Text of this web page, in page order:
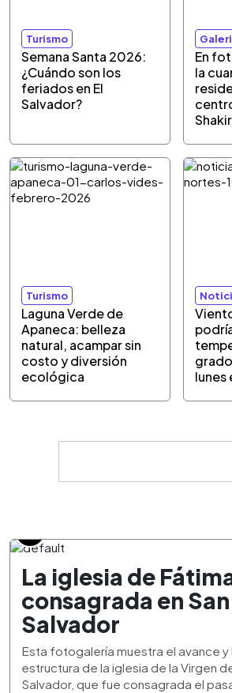
Turismo
Semana Santa 2026:
¿Cuándo son los
feriados en El
Salvador?
En
la
Turismo
Laguna Verde de
Apaneca: belleza
natural, acampar sin
costo y diversión
ecológica
lunes
La iglesia de
consagrada en San
Salvador
Esta fotogalería muestra el avance y
estructura de la iglesia de la Virgen
Salvador, que fue consagrada el